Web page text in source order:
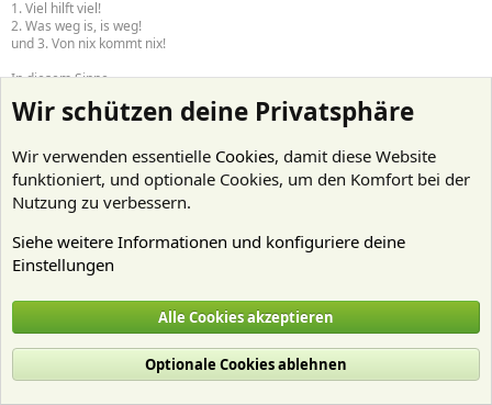
1. Viel hilft viel!
2. Was weg is, is weg!
und 3. Von nix kommt nix!
In diesem Sinne
Gruß
Flo
uwe59
16 November 2008
Jede menge Ärger
hier mal ein kleines Update vom Becken. Obwohl ich schon
Wir schützen deine Privatsphäre
Wir verwenden essentielle Cookies, damit diese Website
funktioniert, und optionale Cookies, um den Komfort bei der
Nutzung zu verbessern.
Siehe weitere Informationen und konfiguriere deine
Einstellungen
Alle Cookies akzeptieren
Optionale Cookies ablehnen